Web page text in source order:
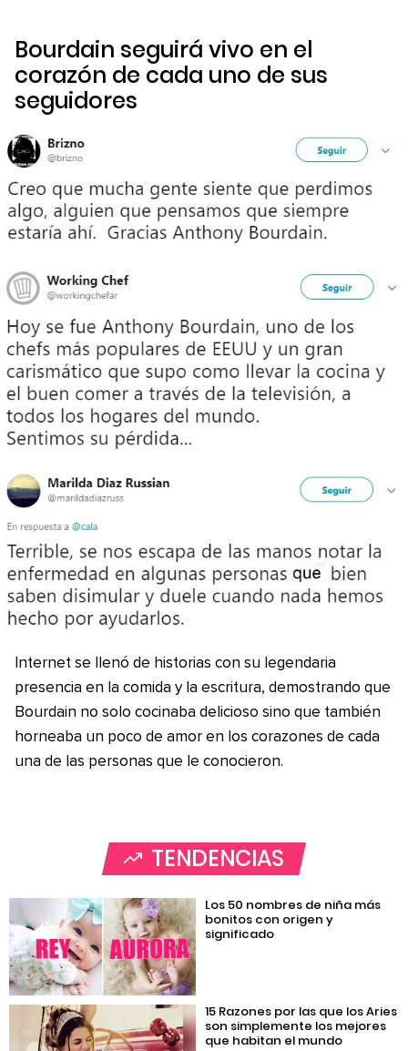
Bourdain seguirá vivo en el
corazón de cada uno de sus
seguidores
Internet se llenó de historias con su legendaria
presencia en la comida y la escritura, demostrando que
Bourdain no solo cocinaba delicioso sino que también
horneaba un poco de amor en los corazones de cada
una de las personas que le conocieron.
TENDENCIAS
Los 50 nombres de niña más
bonitos con origen y
significado
15 Razones por las que los Aries
son simplemente los mejores
que habitan el mundo